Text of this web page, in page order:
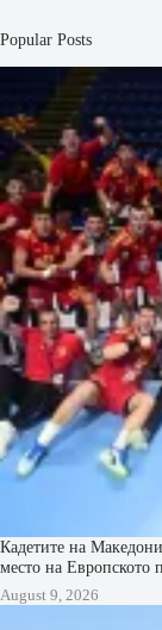
Popular Posts
Кадетите на
место на Европското
August 9, 2026